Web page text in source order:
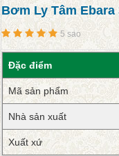
Bơm Ly Tâm Ebara
5 sao
Đặc điểm
Mã sản phẩm
Nhà sản xuất
Xuất xứ